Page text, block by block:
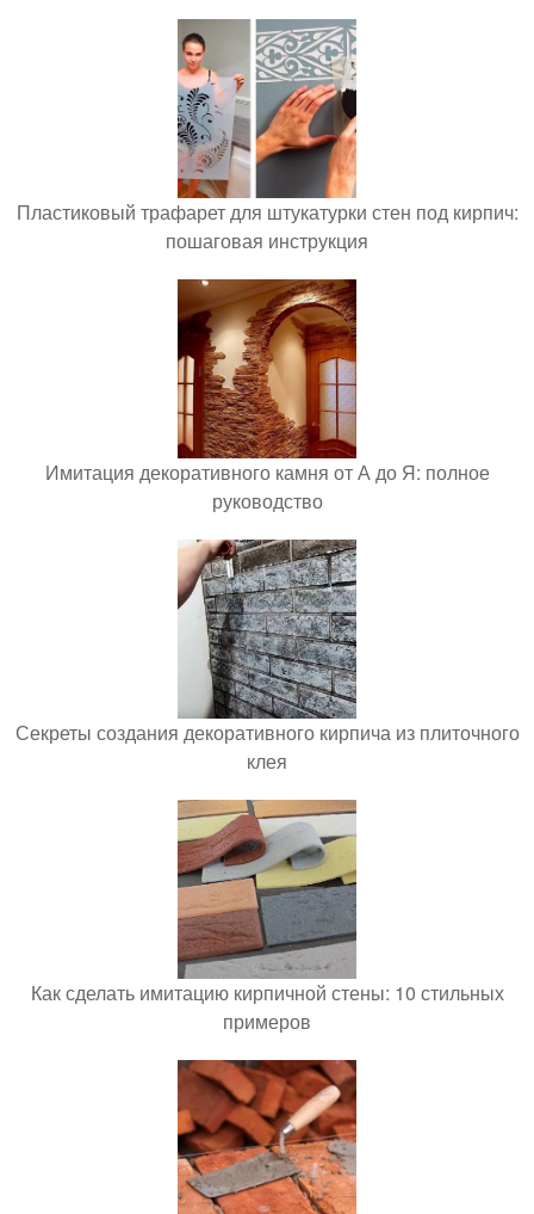
Пластиковый трафарет для штукатурки стен под кирпич:
пошаговая инструкция
Имитация декоративного камня от А до Я: полное
руководство
Секреты создания декоративного кирпича из плиточного
клея
Как сделать имитацию кирпичной стены: 10 стильных
примеров